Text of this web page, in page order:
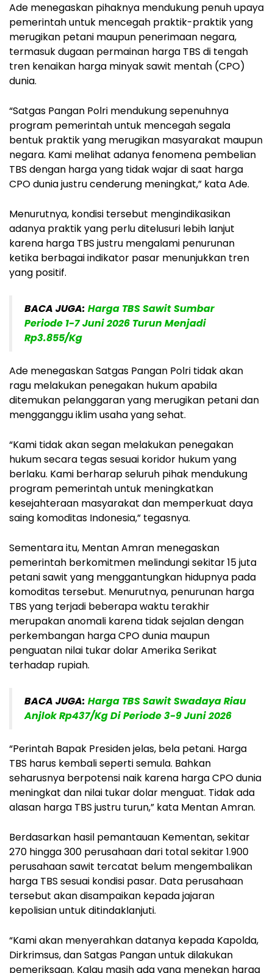
Ade menegaskan pihaknya mendukung penuh upaya
pemerintah untuk mencegah praktik-praktik yang
merugikan petani maupun penerimaan negara,
termasuk dugaan permainan harga TBS di tengah
tren kenaikan harga minyak sawit mentah (CPO)
dunia.
“Satgas Pangan Polri mendukung sepenuhnya
program pemerintah untuk mencegah segala
bentuk praktik yang merugikan masyarakat maupun
negara. Kami melihat adanya fenomena pembelian
TBS dengan harga yang tidak wajar di saat harga
CPO dunia justru cenderung meningkat,” kata Ade.
Menurutnya, kondisi tersebut mengindikasikan
adanya praktik yang perlu ditelusuri lebih lanjut
karena harga TBS justru mengalami penurunan
ketika berbagai indikator pasar menunjukkan tren
yang positif.
BACA JUGA: Harga TBS Sawit Sumbar
Periode 1-7 Juni 2026 Turun Menjadi
Rp3.855/Kg
Ade menegaskan Satgas Pangan Polri tidak akan
ragu melakukan penegakan hukum apabila
ditemukan pelanggaran yang merugikan petani dan
mengganggu iklim usaha yang sehat.
“Kami tidak akan segan melakukan penegakan
hukum secara tegas sesuai koridor hukum yang
berlaku. Kami berharap seluruh pihak mendukung
program pemerintah untuk meningkatkan
kesejahteraan masyarakat dan memperkuat daya
saing komoditas Indonesia,” tegasnya.
Sementara itu, Mentan Amran menegaskan
pemerintah berkomitmen melindungi sekitar 15 juta
petani sawit yang menggantungkan hidupnya pada
komoditas tersebut. Menurutnya, penurunan harga
TBS yang terjadi beberapa waktu terakhir
merupakan anomali karena tidak sejalan dengan
perkembangan harga CPO dunia maupun
penguatan nilai tukar dolar Amerika Serikat
terhadap rupiah.
BACA JUGA: Harga TBS Sawit Swadaya Riau
Anjlok Rp437/Kg Di Periode 3-9 Juni 2026
“Perintah Bapak Presiden jelas, bela petani. Harga
TBS harus kembali seperti semula. Bahkan
seharusnya berpotensi naik karena harga CPO dunia
meningkat dan nilai tukar dolar menguat. Tidak ada
alasan harga TBS justru turun,” kata Mentan Amran.
Berdasarkan hasil pemantauan Kementan, sekitar
270 hingga 300 perusahaan dari total sekitar 1.900
perusahaan sawit tercatat belum mengembalikan
harga TBS sesuai kondisi pasar. Data perusahaan
tersebut akan disampaikan kepada jajaran
kepolisian untuk ditindaklanjuti.
“Kami akan menyerahkan datanya kepada Kapolda,
Dirkrimsus, dan Satgas Pangan untuk dilakukan
pemeriksaan. Kalau masih ada yang menekan harga